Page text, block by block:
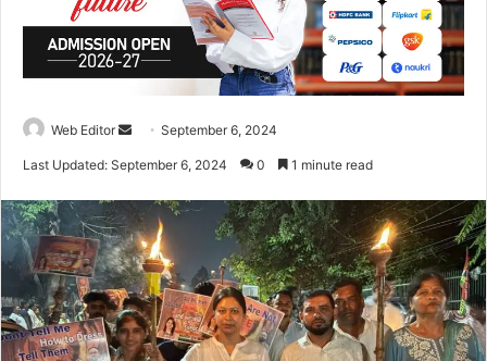
Web Editor
a
n
e
m
a
September 6, 2024
Last Updated: September 6, 2024 0 1 minute read